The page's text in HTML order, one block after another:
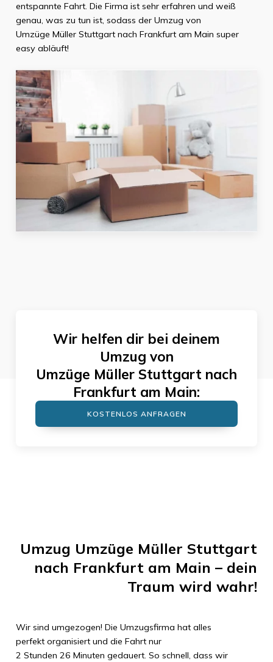
entspannte Fahrt. Die Firma ist sehr erfahren und weiß
genau, was zu tun ist, sodass der Umzug von
Umzüge Müller Stuttgartnach Frankfurt am Main super
easy abläuft!
Wir helfen dir bei deinem
Umzug von
Umzüge Müller Stuttgart nach
Frankfurt am Main:
KOSTENLOS ANFRAGEN
Umzug Umzüge Müller Stuttgart
nach Frankfurt am Main – dein
Traum wird wahr!
Wir sind umgezogen! Die Umzugsfirma hat alles
perfekt organisiert und die Fahrt nur
2 Stunden 26 Minuten gedauert. So schnell, dass wir